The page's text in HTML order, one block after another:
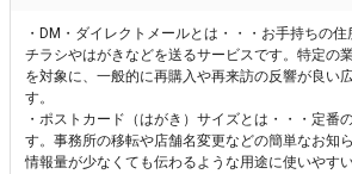
・DM・ダイレクトメールとは・・・お手持ちの住
チラシやはがきなどを送るサービスです。特定の
を対象に、一般的に再購入や再来訪の反響が良い
す。
・ポストカード（はがき）サイズとは・・・定番
す。事務所の移転や店舗名変更などの簡単なお知
情報量が少なくても伝わるような用途に使いやすい